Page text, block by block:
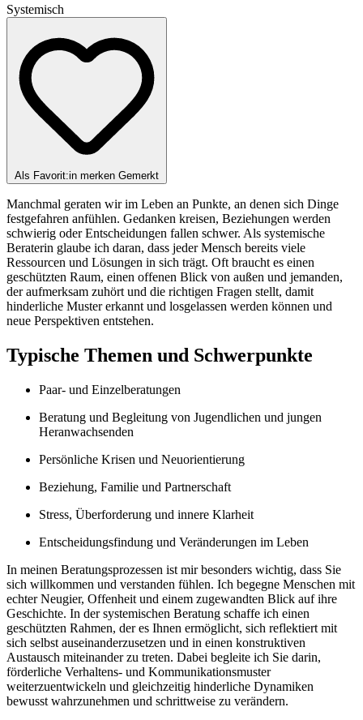
Systemisch
Als Favorit:in merken Gemerkt
Manchmal geraten wir im Leben an Punkte, an denen sich Dinge
festgefahren anfühlen. Gedanken kreisen, Beziehungen werden
schwierig oder Entscheidungen fallen schwer. Als systemische
Beraterin glaube ich daran, dass jeder Mensch bereits viele
Ressourcen und Lösungen in sich trägt. Oft braucht es einen
geschützten Raum, einen offenen Blick von außen und jemanden,
der aufmerksam zuhört und die richtigen Fragen stellt, damit
hinderliche Muster erkannt und losgelassen werden können und
neue Perspektiven entstehen.
Typische Themen und Schwerpunkte
Paar- und Einzelberatungen
Beratung und Begleitung von Jugendlichen und jungen
Heranwachsenden
Persönliche Krisen und Neuorientierung
Beziehung, Familie und Partnerschaft
Stress, Überforderung und innere Klarheit
Entscheidungsfindung und Veränderungen im Leben
In meinen Beratungsprozessen ist mir besonders wichtig, dass Sie
sich willkommen und verstanden fühlen. Ich begegne Menschen mit
echter Neugier, Offenheit und einem zugewandten Blick auf ihre
Geschichte. In der systemischen Beratung schaffe ich einen
geschützten Rahmen, der es Ihnen ermöglicht, sich reflektiert mit
sich selbst auseinanderzusetzen und in einen konstruktiven
Austausch miteinander zu treten. Dabei begleite ich Sie darin,
förderliche Verhaltens- und Kommunikationsmuster
weiterzuentwickeln und gleichzeitig hinderliche Dynamiken
bewusst wahrzunehmen und schrittweise zu verändern.